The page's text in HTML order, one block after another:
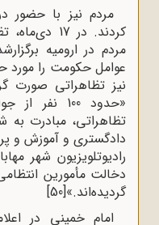
مردم نیز با حضور
کردند. در
مردم در ارومیه
عوامل حکومت را مورد
نیز تظاهراتی
«حدود 100
تظاهراتی، مبادرت
دادگستری و آموزش و
رادیوتلویزیون شهر
گردیده‌اند.»[50]